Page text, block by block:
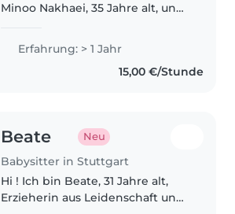
Minoo Nakhaei, 35 Jahre alt, und
liebevoll und zuverlässig zu
betreuen. Ich habe Grafikdesign
und Puppenspiel studiert..
Erfahrung: > 1 Jahr
15,00 €/Stunde
Beate Neu
Babysitter in Stuttgart
Hi ! Ich bin Beate, 31 Jahre alt,
Erzieherin aus Leidenschaft und